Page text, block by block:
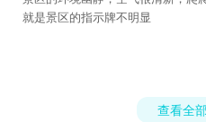
就是景区的指示牌不明显
查看全